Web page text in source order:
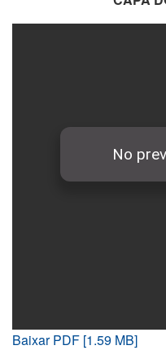
Baixar PDF [1.59 MB]